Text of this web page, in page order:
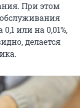
При этом
или на 0,01%,
делается